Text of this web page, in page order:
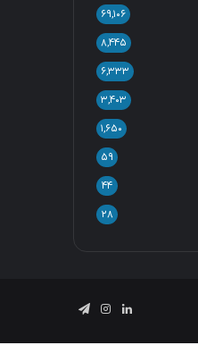
۶۹,۱۰۶
۸,۴۴۵
۶,۳۳۳
۳,۴۰۳
۱,۶۵۰
۵۹
۴۴
۲۸
لینکدیناینستاگرام
تلگرام